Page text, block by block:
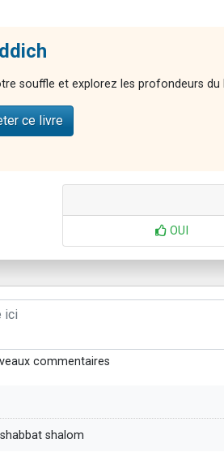
souffle et explorez les profondeurs du
ce livre
OUI
commentaires
shalom